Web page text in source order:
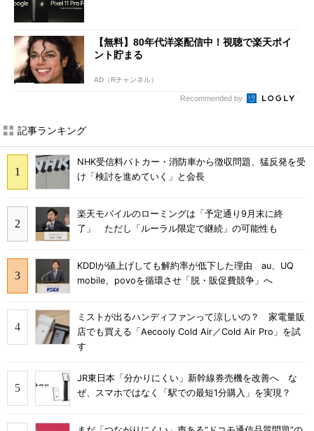
【無料】80年代洋楽配信中！視聴で楽天ポイ
ント貯まる
AD（Rチャンネル）
Recommended by
記事ランキング
NHK受信料パトカー・消防車から徴収問題、猛反発を受
け「検討を進めていく」と会長
楽天モバイルのローミングは「予定通り9月末に終
了」 ただし「ルーラル限定で継続」の可能性も
KDDIが値上げしても解約率が低下した理由 au、UQ
mobile、povoを循環させ「脱・販促費競争」へ
ミストが出るハンディファンって涼しいの？ 家電量販
店でも買える「Aecooly Cold Air／Cold Air Pro」を試
す
JR東日本「分かりにくい」新幹線券売機を改善へ な
ぜ、スマホではなく「駅での最短1分購入」を実現？